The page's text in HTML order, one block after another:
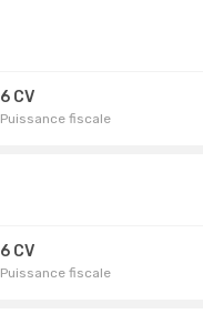
6 CV
Puissance fiscale
6 CV
Puissance fiscale